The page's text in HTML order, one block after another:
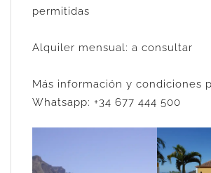
permitidas
Alquiler mensual: a consultar
Más información y condiciones
Whatsapp: +34 677 444 500